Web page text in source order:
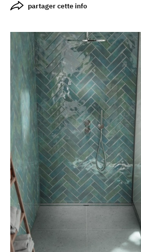
partager cette info